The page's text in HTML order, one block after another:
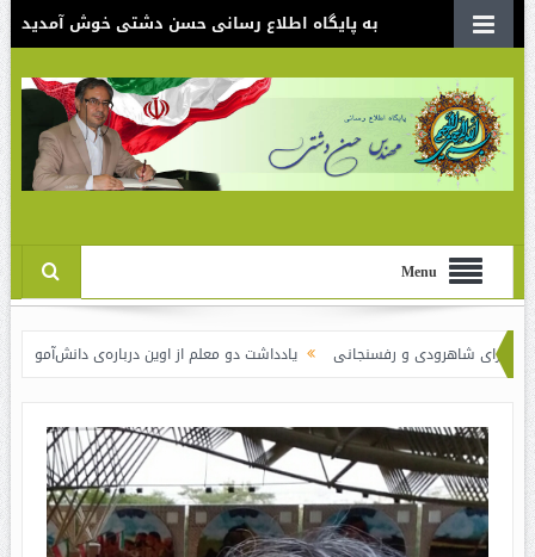
به پایگاه اطلاع رسانی حسن دشتی خوش آمدید
Menu
و رفسنجانی یادداشت دو معلم از اوین درباره‌ی دانش‌آموزانی که سوختند